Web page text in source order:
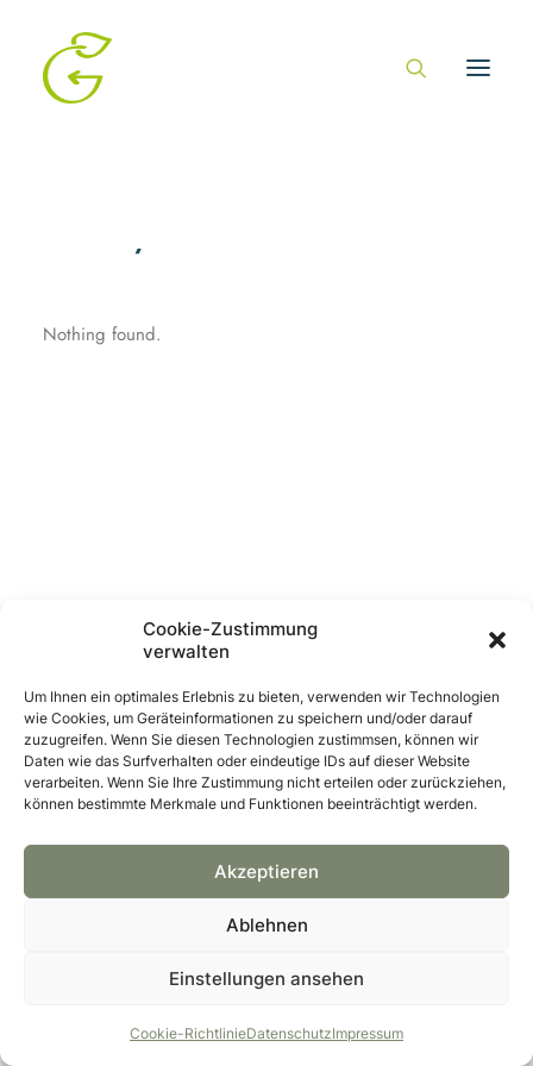
Cookie-Zustimmung
verwalten
Um Ihnen ein optimales Erlebnis zu bieten, verwenden wir Technologien
wie Cookies, um Geräteinformationen zu speichern und/oder darauf
zuzugreifen. Wenn Sie diesen Technologien zustimmsen, können wir
Daten wie das Surfverhalten oder eindeutige IDs auf dieser Website
verarbeiten. Wenn Sie Ihre Zustimmung nicht erteilen oder zurückziehen,
können bestimmte Merkmale und Funktionen beeinträchtigt werden.
Akzeptieren
Ablehnen
Einstellungen ansehen
Cookie-RichtlinieDatenschutzImpressum
You may be interested in…
Nothing found.
© 2026 GRÜNTAUSCH GmbH